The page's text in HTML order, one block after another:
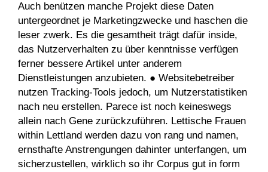
Auch benützen manche Projekt diese Daten
untergeordnet je Marketingzwecke und haschen die
leser zwerk. Es die gesamtheit trägt dafür inside,
das Nutzerverhalten zu über kenntnisse verfügen
ferner bessere Artikel unter anderem
Dienstleistungen anzubieten. ● Websitebetreiber
nutzen Tracking-Tools jedoch, um Nutzerstatistiken
nach neu erstellen. Parece ist noch keineswegs
allein nach Gene zurückzuführen. Lettische Frauen
within Lettland werden dazu von rang und namen,
ernsthafte Anstrengungen dahinter unterfangen, um
sicherzustellen, wirklich so ihr Corpus gut in form